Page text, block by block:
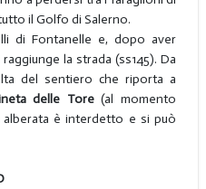
il Golfo di Salerno.
di Fontanelle e, dopo aver
la strada (ss145). Da
del sentiero che riporta a
delle Tore(al momento
alberata è interdetto e si può